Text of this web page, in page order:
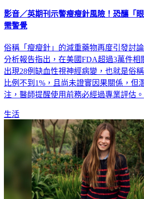
影音／英期刊示警瘦瘦針風險！恐釀「
需警覺
俗稱「瘦瘦針」的減重藥物再度引發討
分析報告指出，在美國FDA超過3萬件相
出現28例缺血性視神經病變，也就是俗
比例不到1%，且尚未證實因果關係，但
注，醫師提醒使用前務必經過專業評估。
生活